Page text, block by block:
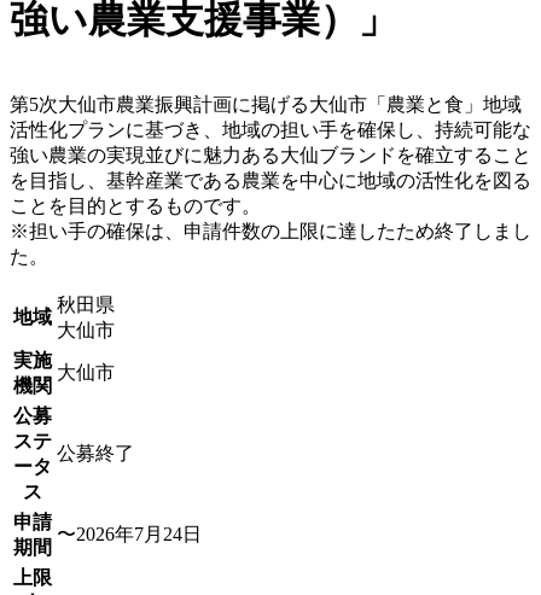
強い農業支援事業）」
第5次大仙市農業振興計画に掲げる大仙市「農業と食」地域
活性化プランに基づき、地域の担い手を確保し、持続可能な
強い農業の実現並びに魅力ある大仙ブランドを確立すること
を目指し、基幹産業である農業を中心に地域の活性化を図る
ことを目的とするものです。
※担い手の確保は、申請件数の上限に達したため終了しまし
た。
地域
秋田県
大仙市
実施
機関
大仙市
公募
ステ
ータ
ス
公募終了
申請
期間
〜2026年7月24日
上限